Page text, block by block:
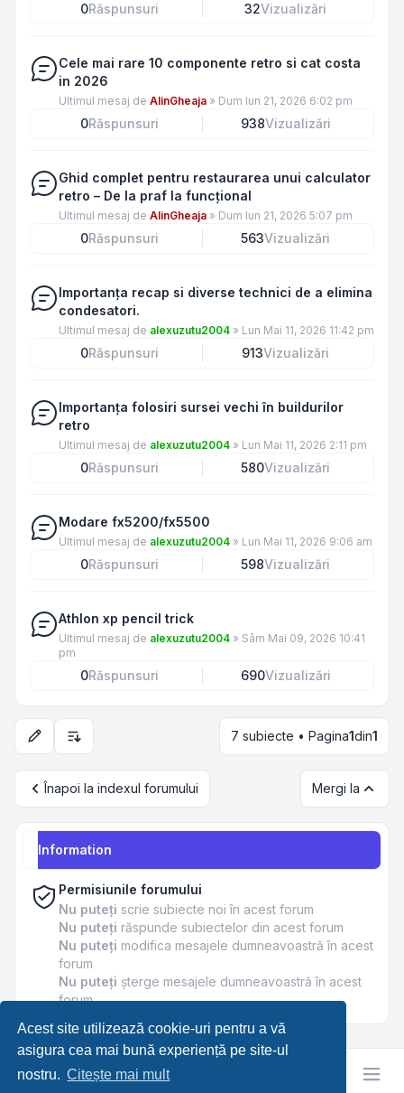
Acest site utilizează cookie-uri pentru a vă
asigura cea mai bună experiență pe site-ul
nostru. Citește mai mult
0Răspunsuri 32Vizualizări
Cele mai rare 10 componente retro si cat costa
in 2026
Ultimul mesaj de AlinGheaja » Dum Iun 21, 2026 6:02 pm
0Răspunsuri 938Vizualizări
Ghid complet pentru restaurarea unui calculator
retro – De la praf la funcțional
Ultimul mesaj de AlinGheaja » Dum Iun 21, 2026 5:07 pm
0Răspunsuri 563Vizualizări
Importanța recap si diverse technici de a elimina
condesatori.
Ultimul mesaj de alexuzutu2004 » Lun Mai 11, 2026 11:42 pm
0Răspunsuri 913Vizualizări
Importanța folosiri sursei vechi în buildurilor
retro
Ultimul mesaj de alexuzutu2004 » Lun Mai 11, 2026 2:11 pm
0Răspunsuri 580Vizualizări
Modare fx5200/fx5500
Ultimul mesaj de alexuzutu2004 » Lun Mai 11, 2026 9:06 am
0Răspunsuri 598Vizualizări
Athlon xp pencil trick
Ultimul mesaj de alexuzutu2004 » Sâm Mai 09, 2026 10:41
pm
0Răspunsuri 690Vizualizări
Opțiuni de sortare și afișare 7 subiecte • Pagina1din1
Înapoi la indexul forumului Mergi la
Information
Permisiunile forumului
Nu puteţi scrie subiecte noi în acest forum
Nu puteţi răspunde subiectelor din acest forum
Nu puteţi modifica mesajele dumneavoastră în acest
forum
Nu puteţi şterge mesajele dumneavoastră în acest
forum